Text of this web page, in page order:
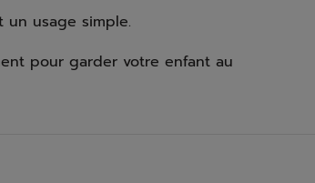
usage simple.
pour garder votre enfant au